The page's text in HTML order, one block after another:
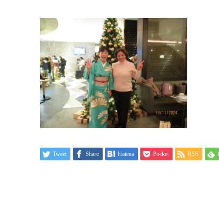
Tweet Share Hatena Pocket RSS